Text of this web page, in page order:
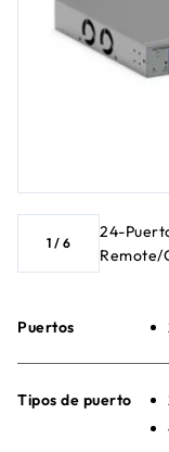
1 / 6
24-
Remote/
Puertos
Tipos de puerto